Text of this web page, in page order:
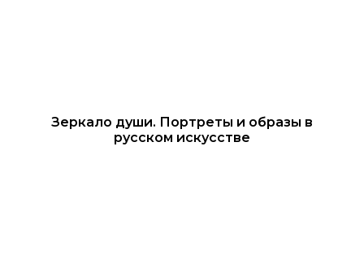
Зеркало души. Портреты и образы в
русском искусстве